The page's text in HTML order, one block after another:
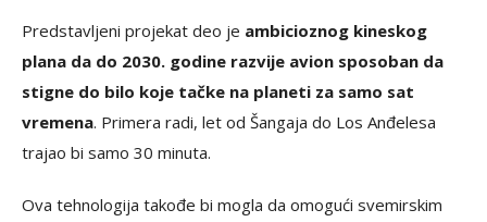
Predstavljeni projekat deo je ambicioznog kineskog
plana da do 2030. godine razvije avion sposoban da
stigne do bilo koje tačke na planeti za samo sat
vremena. Primera radi, let od Šangaja do Los Anđelesa
trajao bi samo 30 minuta.
Ova tehnologija takođe bi mogla da omogući svemirskim